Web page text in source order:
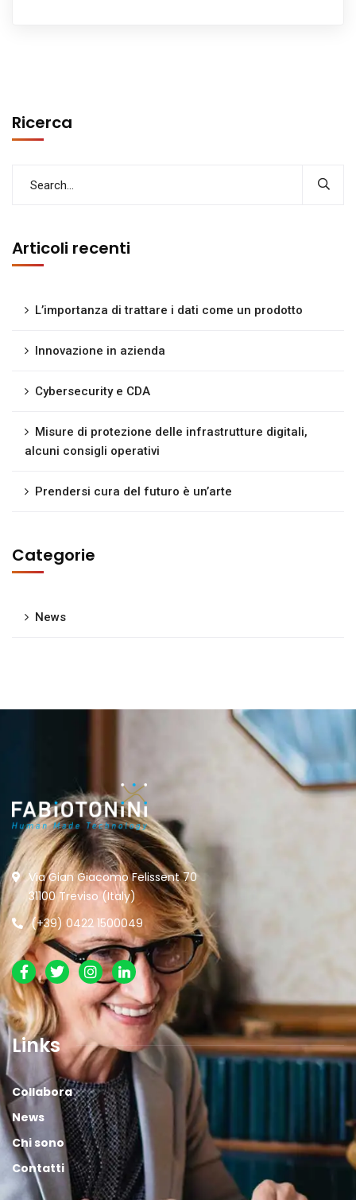
Ricerca
Articoli recenti
L’importanza di trattare i dati come un prodotto
Innovazione in azienda
Cybersecurity e CDA
Misure di protezione delle infrastrutture digitali,
alcuni consigli operativi
Prendersi cura del futuro è un’arte
Categorie
News
Via Gian Giacomo Felissent 70
31100 Treviso (Italy)
(+39) 0422 1500049
Links
Collabora
News
Chi sono
Contatti